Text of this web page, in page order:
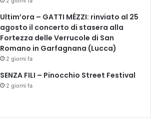
Ultim’ora – GATTI MÉZZI: rinviato al 25
agosto il concerto di stasera alla
Fortezza delle Verrucole di San
Romano in Garfagnana (Lucca)
2 giorni fa
SENZA FILI – Pinocchio Street Festival
2 giorni fa